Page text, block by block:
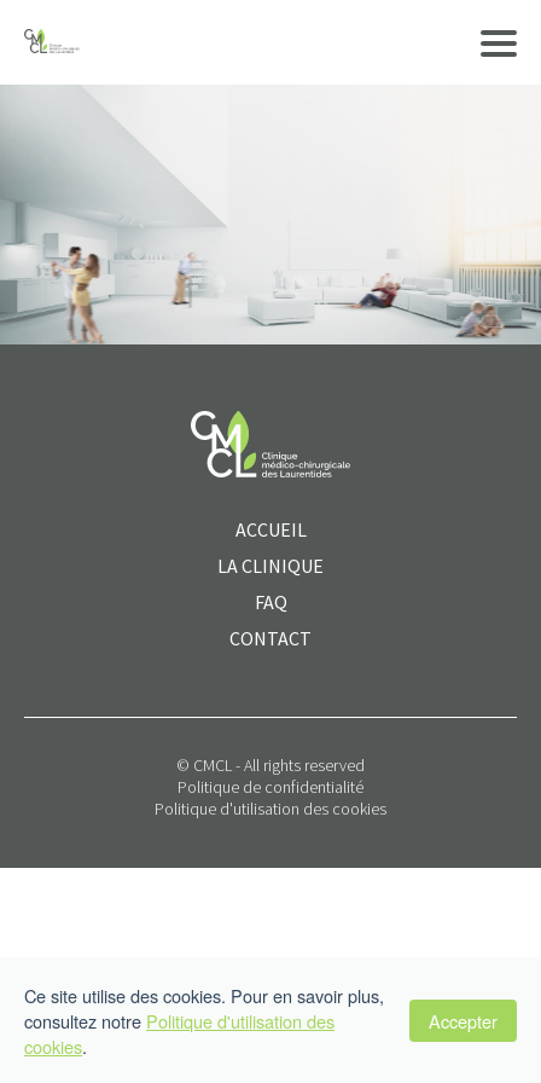
ACCUEIL
LA CLINIQUE
FAQ
CONTACT
© CMCL - All rights reserved
Politique de confidentialité
Politique d'utilisation des cookies
Ce site utilise des cookies. Pour en savoir plus,
consultez notre Politique d'utilisation des
cookies.
Accepter